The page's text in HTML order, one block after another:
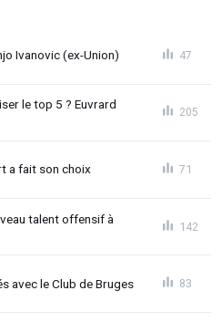
Ivanovic (ex-Union) 47
le top 5 ? Euvrard
205
a fait son choix 71
talent offensif à
142
avec le Club de Bruges 83